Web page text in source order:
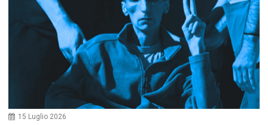
15 Luglio 2026